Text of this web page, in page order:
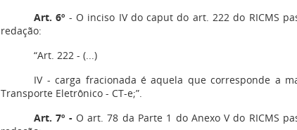
Art. 6º - O inciso IV do caput do art. 222 do RICMS
redação:
“Art. 222 - (...)
IV - carga fracionada é aquela que corresponde a
Transporte Eletrônico - CT-e;”.
Art. 7º - O art. 78 da Parte 1 do Anexo V do RICMS